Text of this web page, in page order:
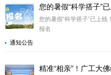
您的暑假“科学搭子”已上
报名
通知公告